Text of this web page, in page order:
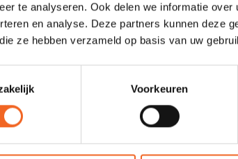
te analyseren. Ook delen we informatie
en analyse. Deze partners kunnen deze
ze hebben verzameld op basis van uw
Voorkeuren
voor 16 eenpersoons kajaks of 8 Canadese
of bedrijf? Neem dan contact met ons op